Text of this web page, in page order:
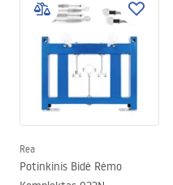
Montavimo varžtų tarpai
Komplekte yra garso izoliacija
Instrukcja
rea_zestaw_podtynkowy.pdf
Rea
Potinkinis Bidė Rėmo